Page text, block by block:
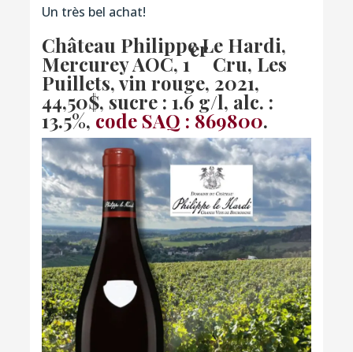
Un très bel achat!
Château Philippe Le Hardi,
Mercurey AOC, 1
er
Cru, Les
Puillets, vin rouge, 2021,
44,50$, sucre : 1.6 g/l, alc. :
13.5%, code SAQ : 869800.